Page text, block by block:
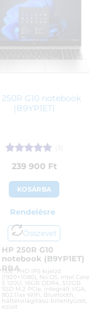
250R G10 notebook
(B9YP1ET)
Értékelés: 5
/ 5
239 900 Ft
KOSÁRBA
Rendelésre
Összevet
HP 250R G10
notebook (B9YP1ET)
15,6″ FHD IPS kijelző
(1920×1080), No OS, Intel Core
5 120U, 16GB DDR4, 512GB
SSD M.2 PCIe, integrált VGA,
802.11ax WiFi, Bluetooth,
háttérvilágítású billentyűzet,
ezüst